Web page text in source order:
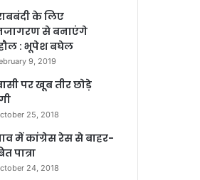
के लिए
से बनाएंगे
: भूपेश बघेल
9, 2019
पर खूब तीर छोड़े
25, 2018
में कांग्रेस रेस से बाहर-
पात्रा
24, 2018